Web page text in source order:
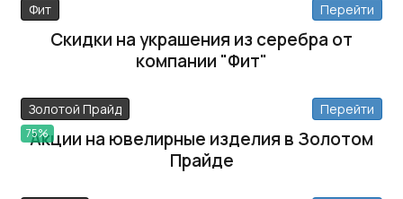
Фит Перейти
Скидки на украшения из серебра от
компании "Фит"
Золотой Прайд
75%
Перейти
Акции на ювелирные изделия в Золотом
Прайде